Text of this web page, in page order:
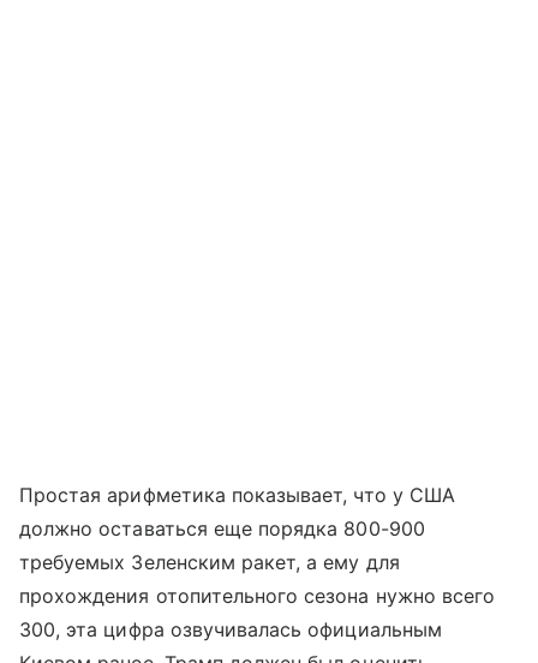
Простая арифметика показывает, что у США
должно оставаться еще порядка 800-900
требуемых Зеленским ракет, а ему для
прохождения отопительного сезона нужно всего
300, эта цифра озвучивалась официальным